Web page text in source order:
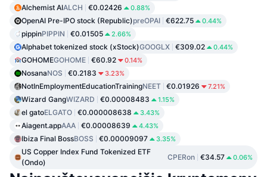
Alchemist AIALCH €0.02426 0.88%
OpenAI Pre-IPO stock (Republic)preOPAI €622.75 0.44%
pippinPIPPIN €0.01505 2.66%
Alphabet tokenized stock (xStock)GOOGLX €309.02 0.44%
GOHOMEGOHOME €60.92 0.14%
NosanaNOS €0.2183 3.23%
NotInEmploymentEducationTrainingNEET €0.01926 7.21%
Wizard GangWIZARD €0.00008483 1.15%
el gatoELGATO €0.000008638 3.43%
Aiagent.appAAA €0.00008639 4.43%
Ibiza Final BossBOSS €0.00009097 3.35%
US Copper Index Fund Tokenized ETF
(Ondo)
CPERon €34.57 0.06%